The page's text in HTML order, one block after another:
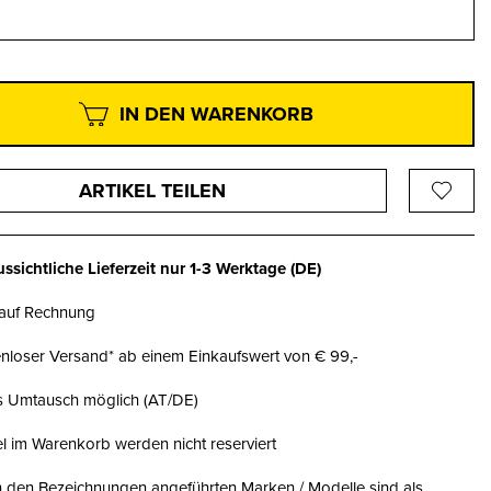
IN DEN WARENKORB
ARTIKEL TEILEN
Lieferzeit nur1-3 Werktage(DE)
Rechnung
Versand* ab einem Einkaufswert von € 99,-
Umtausch möglich (AT/DE)
im Warenkorb werden nicht reserviert